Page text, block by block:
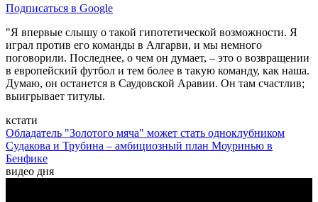
Подписаться в Google
"Я впервые слышу о такой гипотетической возможности. Я
играл против его команды в Алгарви, и мы немного
поговорили. Последнее, о чем он думает, – это о возвращении
в европейский футбол и тем более в такую команду, как наша.
Думаю, он останется в Саудовской Аравии. Он там счастлив;
выигрывает титулы.
кстати
Обладатель "Золотого мяча" может стать одноклубником
Судакова и Трубина – амбициозный план Моуринью в
Бенфике
видео дня